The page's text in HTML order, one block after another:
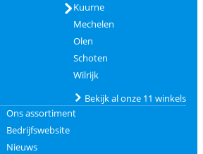
Kuurne
Mechelen
Olen
Schoten
Wilrijk
Bekijk al onze 11 winkels
Ons assortiment
Bedrijfswebsite
Nieuws